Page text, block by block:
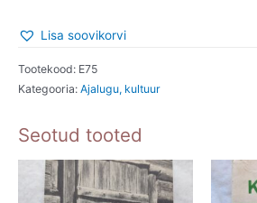
Lisa soovikorvi
Tootekood: E75
Kategooria: Ajalugu, kultuur
Seotud tooted